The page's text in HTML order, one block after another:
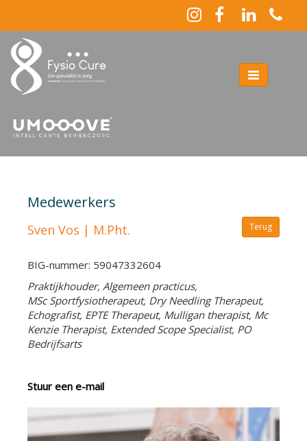
Toggle
navigation
Medewerkers
Terug
Sven Vos | M.Pht.
BIG-nummer: 59047332604
Praktijkhouder, Algemeen practicus,
MSc Sportfysiotherapeut, Dry Needling Therapeut,
Echografist, EPTE Therapeut, Mulligan therapist, Mc
Kenzie Therapist, Extended Scope Specialist, PO
Bedrijfsarts
Stuur een e-mail